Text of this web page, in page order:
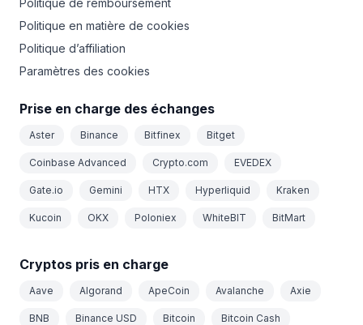
Politique de remboursement
Politique en matière de cookies
Politique d’affiliation
Paramètres des cookies
Prise en charge des échanges
Aster Binance Bitfinex Bitget
Coinbase Advanced Crypto.com EVEDEX
Gate.io Gemini HTX Hyperliquid Kraken
Kucoin OKX Poloniex WhiteBIT BitMart
Cryptos pris en charge
Aave Algorand ApeCoin Avalanche Axie
BNB Binance USD Bitcoin Bitcoin Cash